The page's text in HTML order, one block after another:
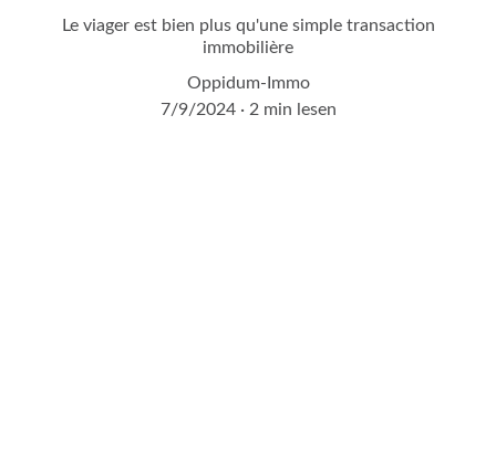
Le viager est bien plus qu'une simple transaction
immobilière
Oppidum-Immo
7/9/2024
2 min lesen